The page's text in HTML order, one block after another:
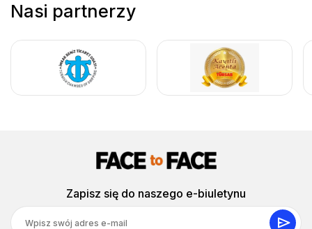
Nasi partnerzy
Zapisz się do naszego e-biuletynu